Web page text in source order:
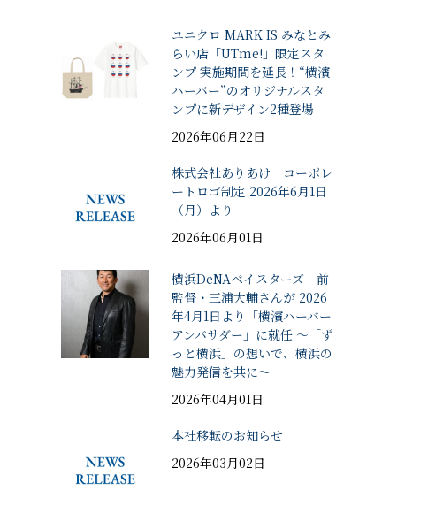
ユニクロ MARK IS みなとみ
らい店「UTme!」限定スタ
ンプ 実施期間を延長！“横濱
ハーバー”のオリジナルスタ
ンプに新デザイン2種登場
2026年06月22日
株式会社ありあけ コーポレ
ートロゴ制定 2026年6月1日
（月）より
2026年06月01日
横浜DeNAベイスターズ 前
監督・三浦大輔さんが 2026
年4月1日より「横濱ハーバー
アンバサダー」に就任 ～「ず
っと横浜」の想いで、横浜の
魅力発信を共に～
2026年04月01日
本社移転のお知らせ
2026年03月02日